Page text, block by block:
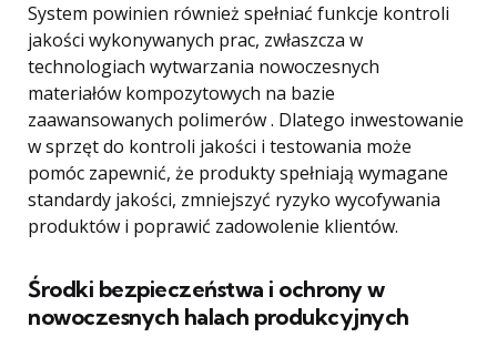
System powinien również spełniać funkcje kontroli
jakości wykonywanych prac, zwłaszcza w
technologiach wytwarzania nowoczesnych
materiałów kompozytowych na bazie
zaawansowanych polimerów . Dlatego inwestowanie
w sprzęt do kontroli jakości i testowania może
pomóc zapewnić, że produkty spełniają wymagane
standardy jakości, zmniejszyć ryzyko wycofywania
produktów i poprawić zadowolenie klientów.
Środki bezpieczeństwa i ochrony w
nowoczesnych halach produkcyjnych